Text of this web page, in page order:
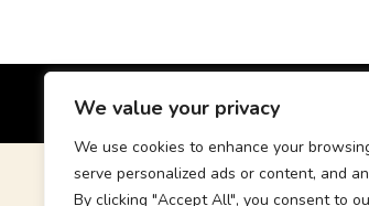
We value your privacy
We use cookies to enhance your
serve personalized ads or content, and
By clicking "Accept All", you consent to
LOCCI ZUDDAS ANTONIO